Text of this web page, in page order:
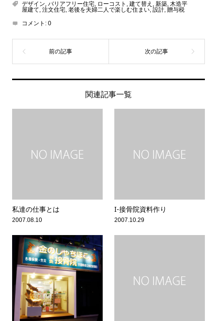
デザイン, バリアフリー住宅, ローコスト , 建て替え , 新築, 木造平
屋建て, 注文住宅, 老後を夫婦二人で楽しむ住まい, 設計, 贈与税
コメント: 0
関連記事一覧
私達の仕事とは
2007.08.10
I-接骨院資料作り
2007.10.29